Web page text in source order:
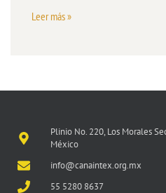
Leer más »
Plinio No. 220, Los Morales
México
info@canaintex.org.mx
55 5280 8637